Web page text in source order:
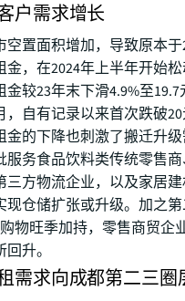
户需求增长
空置面积增加，导致原本于
金，在2024年上半年开始
金较23年末下滑4.9%至
，自有记录以来首次跌破
金的下降也刺激了搬迁升级
服务食品饮料类传统零售
三方物流企业，以及家居
现仓储扩张或升级。加之
物旺季加持，零售商贸企
升。
需求向成都第二三圈